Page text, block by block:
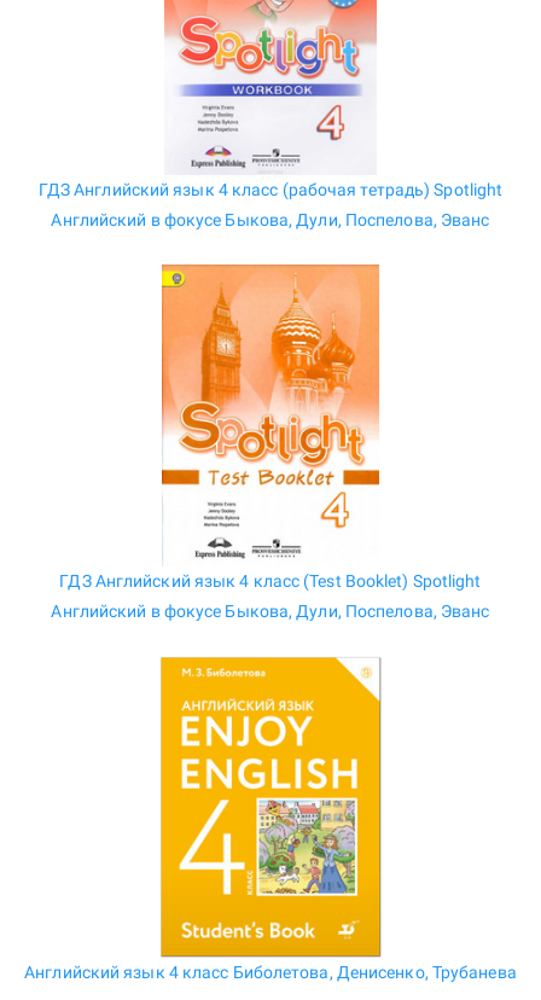
ГДЗ Английский язык 4 класс (рабочая тетрадь) Spotlight
Английский в фокусе Быкова, Дули, Поспелова, Эванс
ГДЗ Английский язык 4 класс (Test Booklet) Spotlight
Английский в фокусе Быкова, Дули, Поспелова, Эванс
Английский язык 4 класс Биболетова, Денисенко, Трубанева